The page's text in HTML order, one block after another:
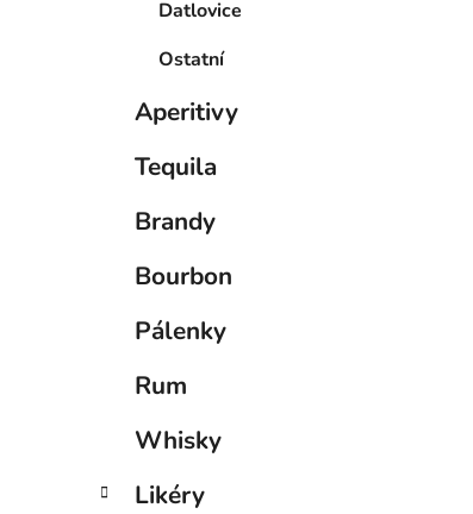
Datlovice
Ostatní
Aperitivy
Tequila
Brandy
Bourbon
Pálenky
Rum
Whisky
Likéry